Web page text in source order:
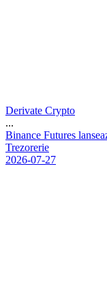
Derivate Crypto
...
Binance Futures lansea
Trezorerie
2026-07-27